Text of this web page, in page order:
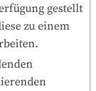
gestellt
zu einem